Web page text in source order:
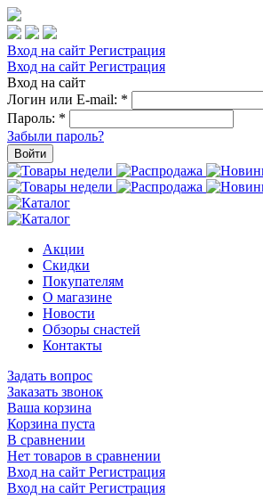
Вход на сайт Регистрация
Вход на сайт Регистрация
Вход на сайт
Логин или E-mail: *
Пароль: *
Забыли пароль?
Войти
Акции
Скидки
Покупателям
О магазине
Новости
Обзоры снастей
Контакты
Задать вопрос
Заказать звонок
Ваша корзина
Корзина пуста
В сравнении
Нет товаров в сравнении
Вход на сайт Регистрация
Вход на сайт Регистрация